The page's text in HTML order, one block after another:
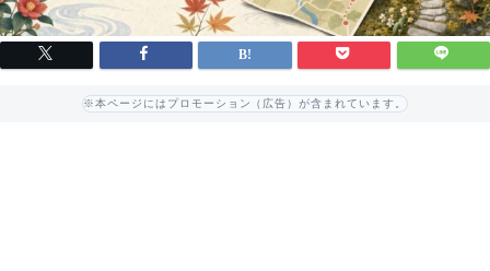
※本ページにはプロモーション（広告）が含まれています。